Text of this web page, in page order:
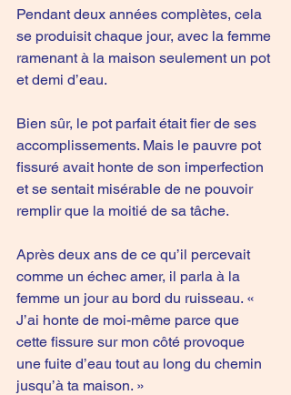
Pendant deux années complètes, cela
se produisit chaque jour, avec la femme
ramenant à la maison seulement un pot
et demi d’eau.
Bien sûr, le pot parfait était fier de ses
accomplissements. Mais le pauvre pot
fissuré avait honte de son imperfection
et se sentait misérable de ne pouvoir
remplir que la moitié de sa tâche.
Après deux ans de ce qu’il percevait
comme un échec amer, il parla à la
femme un jour au bord du ruisseau. «
J’ai honte de moi-même parce que
cette fissure sur mon côté provoque
une fuite d’eau tout au long du chemin
jusqu’à ta maison. »